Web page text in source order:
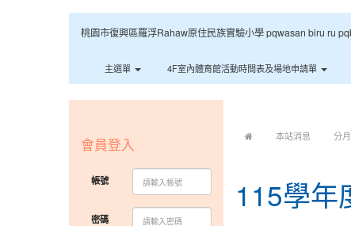
桃園市復興區羅浮Rahaw原住民族實驗小學 pqwasan biru ru
主選單 4F室內體育館活動時間表及場地申請單
本站消息 分
115學年
會員登入
帳號
密碼